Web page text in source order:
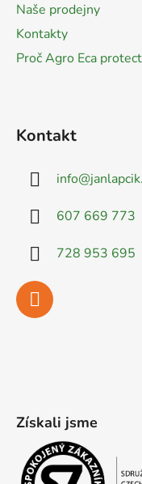
Naše prodejny
Kontakty
Proč Agro Eca protect
Kontakt
info@
607 669 773
728 953 695
Získali jsme